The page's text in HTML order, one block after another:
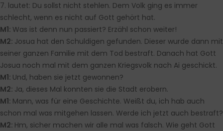
7. lautet: Du sollst nicht stehlen. Dem Volk ging es immer
schlecht, wenn es nicht auf Gott gehört hat.
M1: Was ist denn nun passiert? Erzähl schon weiter!
M2: Josua hat den Schuldigen gefunden. Dieser wurde dann mit
seiner ganzen Familie mit dem Tod bestraft. Danach hat Gott
Josua noch mal mit dem ganzen Kriegsvolk nach Ai geschickt.
M1: Und, haben sie jetzt gewonnen?
M2: Ja, dieses Mal konnten sie die Stadt erobern.
M1: Mann, was für eine Geschichte. Weißt du, ich hab auch
schon mal was mitgehen lassen. Werde ich jetzt auch bestraft?
M2: Hm, sicher machen wir alle mal was falsch. Wie geht Gott